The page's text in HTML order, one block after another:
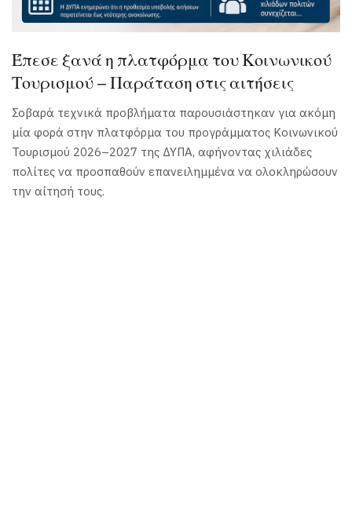
Έπεσε ξανά η πλατφόρμα του Κοινωνικού
Τουρισμού – Παράταση στις αιτήσεις
Σοβαρά τεχνικά προβλήματα παρουσιάστηκαν για ακόμη
μία φορά στην πλατφόρμα του προγράμματος Κοινωνικού
Τουρισμού 2026–2027 της ΔΥΠΑ, αφήνοντας χιλιάδες
πολίτες να προσπαθούν επανειλημμένα να ολοκληρώσουν
την αίτησή τους.